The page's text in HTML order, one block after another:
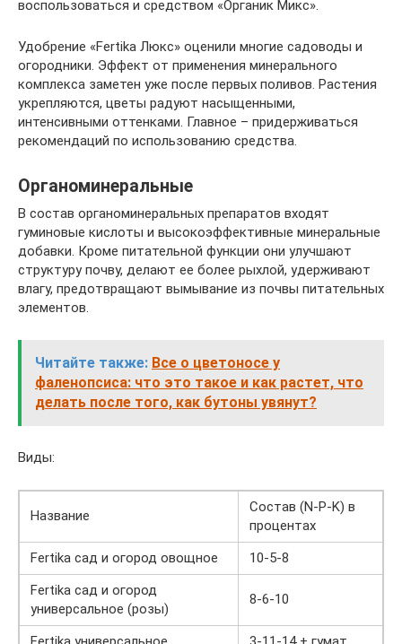
воспользоваться и средством «Органик Микс».
Удобрение «Fertika Люкс» оценили многие садоводы и
огородники. Эффект от применения минерального
комплекса заметен уже после первых поливов. Растения
укрепляются, цветы радуют насыщенными,
интенсивными оттенками. Главное – придерживаться
рекомендаций по использованию средства.
Органоминеральные
В состав органоминеральных препаратов входят
гуминовые кислоты и высокоэффективные минеральные
добавки. Кроме питательной функции они улучшают
структуру почву, делают ее более рыхлой, удерживают
влагу, предотвращают вымывание из почвы питательных
элементов.
Читайте также: Все о цветоносе у
фаленопсиса: что это такое и как растет, что
делать после того, как бутоны увянут?
Виды:
Название
Состав (N-P-K) в
процентах
Fertika сад и огород овощное
10-5-8
Fertika сад и огород
универсальное (розы)
8-6-10